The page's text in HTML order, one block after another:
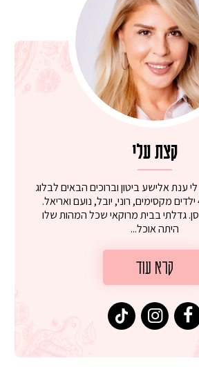
קצת עלי
ענת אלישע ביטון וברוכים הבאים לבלוג
שלי. אני אמא ל-4 ילדים מקסימים, רוני, יובל, נועם ואריאל.
גדלתי בבית מרוקאי שכל המהות שלו
היתה אוכל...
קרא עוד